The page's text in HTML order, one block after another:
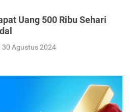
Uang 500 Ribu Sehari
30 Agustus 2024